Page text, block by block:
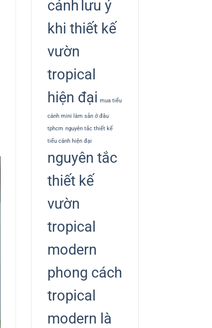
cảnh lưu ý
khi thiết kế
vườn
tropical
hiện đại mua tiểu
cảnh mini làm sẵn ở đâu
tphcm nguyên tắc thiết kế
tiểu cảnh hiện đại
nguyên tắc
thiết kế
vườn
tropical
modern
phong cách
tropical
modern là